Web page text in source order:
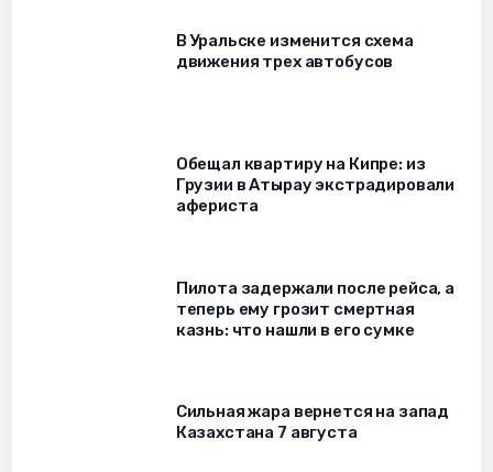
В Уральске изменится схема
движения трех автобусов
Обещал квартиру на Кипре: из
Грузии в Атырау экстрадировали
афериста
Пилота задержали после рейса, а
теперь ему грозит смертная
казнь: что нашли в его сумке
Сильная жара вернется на запад
Казахстана 7 августа